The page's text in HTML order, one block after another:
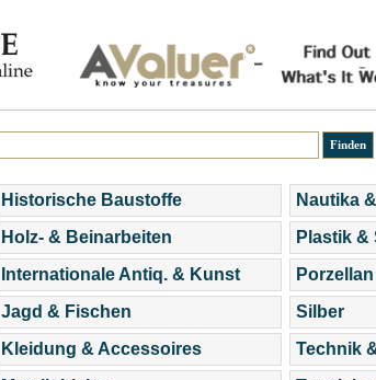
Historische Baustoffe
Holz- & Beinarbeiten
Internationale Antiq. & Kunst
Jagd & Fischen
Kleidung & Accessoires
Nautika
Plastik &
Silber
Technik